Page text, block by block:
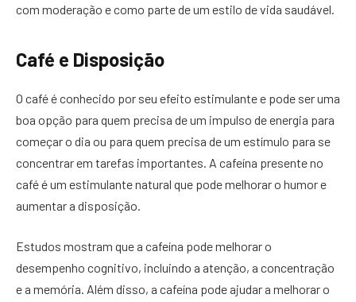
com moderação e como parte de um estilo de vida saudável.
Café e Disposição
O café é conhecido por seu efeito estimulante e pode ser uma
boa opção para quem precisa de um impulso de energia para
começar o dia ou para quem precisa de um estímulo para se
concentrar em tarefas importantes. A cafeína presente no
café é um estimulante natural que pode melhorar o humor e
aumentar a disposição.
Estudos mostram que a cafeína pode melhorar o
desempenho cognitivo, incluindo a atenção, a concentração
e a memória. Além disso, a cafeína pode ajudar a melhorar o